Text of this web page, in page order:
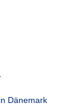
Dänemark